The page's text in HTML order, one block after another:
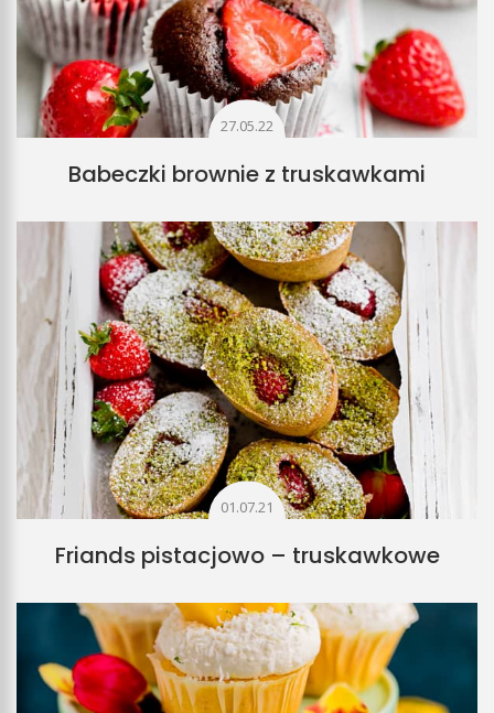
27.05.22
Babeczki brownie z truskawkami
01.07.21
Friands pistacjowo – truskawkowe